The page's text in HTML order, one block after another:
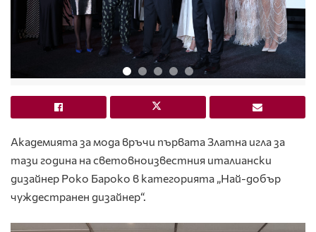
Академията за мода връчи първата Златна игла за
тази година на световноизвестния италиански
дизайнер Роко Бароко в категорията „Най-добър
чуждестранен дизайнер“.